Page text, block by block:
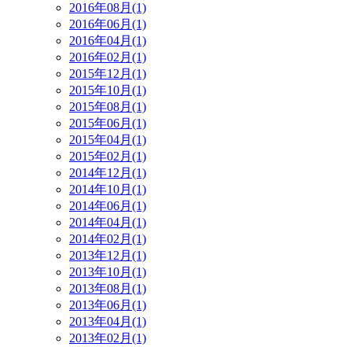
2016年08月(1)
2016年06月(1)
2016年04月(1)
2016年02月(1)
2015年12月(1)
2015年10月(1)
2015年08月(1)
2015年06月(1)
2015年04月(1)
2015年02月(1)
2014年12月(1)
2014年10月(1)
2014年06月(1)
2014年04月(1)
2014年02月(1)
2013年12月(1)
2013年10月(1)
2013年08月(1)
2013年06月(1)
2013年04月(1)
2013年02月(1)